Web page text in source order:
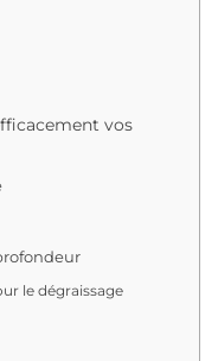
vos
le dégraissage